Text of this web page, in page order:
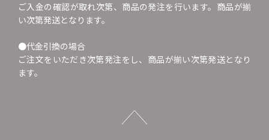
ご入金の確認が取れ次第、商品の発注を行います。商品が揃
い次第発送となります。
●代金引換の場合
ご注文をいただき次第発注をし、商品が揃い次第発送となり
ます。